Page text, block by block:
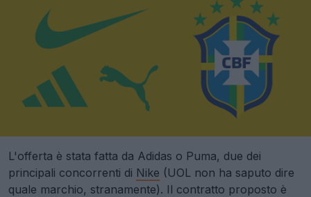
L'offerta è stata fatta da Adidas o Puma, due dei
principali concorrenti di Nike (UOL non ha saputo dire
quale marchio, stranamente). Il contratto proposto è